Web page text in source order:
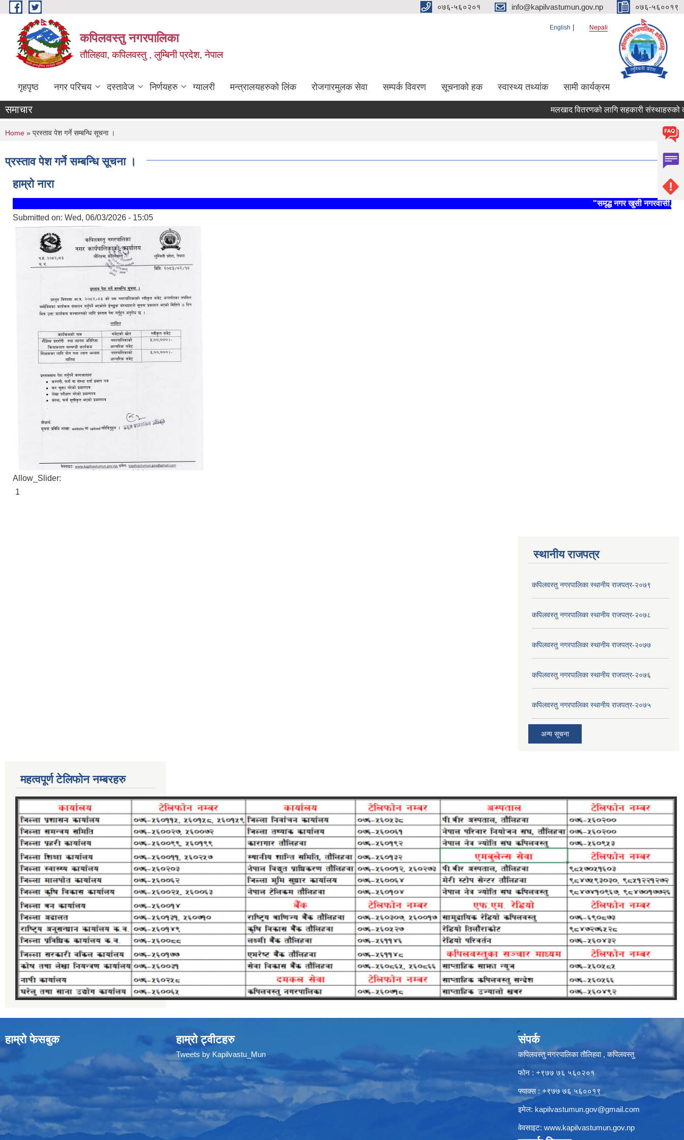
Skip to main content ०७६-५६०२०१ info@kapilvastumun.gov.np ०७६-५६००१९
कपिलवस्तु नगरपालिका
तौलिहवा, कपिलवस्तु , लुम्बिनी प्रदेश, नेपाल
English Nepali
गृहपृष्ठ नगर परिचय दस्तावेज निर्णयहरु ग्यालरी मन्त्रालयहरुको लिंक रोजगारमुलक सेवा सम्पर्क विवरण सूचनाको हक स्वास्थ्य तथ्यांक सामी कार्यक्रम
समाचार मलखाद वितरणको लागि सहकारी संस्थाहरुको
You are here
Home » प्रस्ताव पेश गर्ने सम्बन्धि सूचना ।
प्रस्ताव पेश गर्ने सम्बन्धि सूचना ।
हाम्रो नारा
"समृद्ध नगर खुसी नगरवासी, स्थिर र
Submitted on: Wed, 06/03/2026 - 15:05
Allow_Slider:
1
स्थानीय राजपत्र
कपिलवस्तु नगरपालिका स्थानीय राजपत्र-२०७९
कपिलवस्तु नगरपालिका स्थानीय राजपत्र-२०७८
कपिलवस्तु नगरपालिका स्थानीय राजपत्र-२०७७
कपिलवस्तु नगरपालिका स्थानीय राजपत्र-२०७६
कपिलवस्तु नगरपालिका स्थानीय राजपत्र-२०७५
अन्य सूचना
महत्वपूर्ण टेलिफोन नम्बरहरु
हाम्रो फेसबुक हाम्रो ट्वीटहरु
Tweets by Kapilvastu_Mun
संपर्क
कपिलवस्तु नगरपालिका तौलिहवा , कपिलवस्तु
फोन : +९७७ ७६ ५६०२०१
फ्याक्स : +९७७ ७६ ५६००१९
इमेल: kapilvastumun.gov@gmail.com
वेवसाइट: www.kapilvastumun.gov.np